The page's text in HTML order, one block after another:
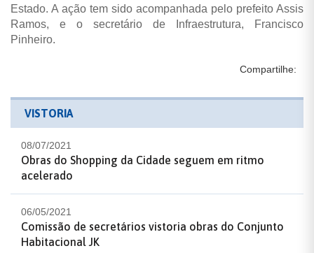
Estado. A ação tem sido acompanhada pelo prefeito Assis
Ramos, e o secretário de Infraestrutura, Francisco
Pinheiro.
Compartilhe:
VISTORIA
08/07/2021
Obras do Shopping da Cidade seguem em ritmo
acelerado
06/05/2021
Comissão de secretários vistoria obras do Conjunto
Habitacional JK